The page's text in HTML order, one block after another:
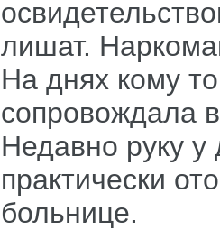
лишат.
На днях кому
сопровождала
Недавно руку у
практически
больнице.